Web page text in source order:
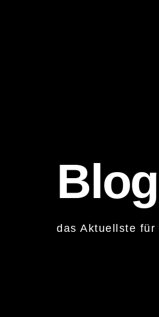
Blog
das Aktuellste für